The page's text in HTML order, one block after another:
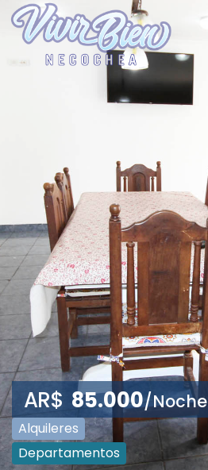
AR$ 85.000/Noche
Alquileres
Departamentos